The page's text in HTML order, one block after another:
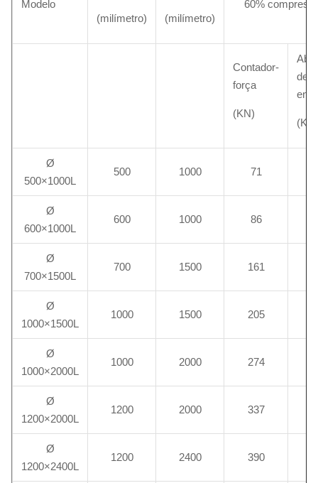
Modelo
(milímetro)
(milímetro)
60%
Contador-
força
(KN)
de
(KJ)
Ø
500×1000L
500 1000 71
Ø
600×1000L
600 1000 86
Ø
700×1500L
700 1500 161
Ø
1000×1500L
1000 1500 205
Ø
1000×2000L
1000 2000 274
Ø
1200×2000L
1200 2000 337
Ø
1200×2400L
1200 2400 390